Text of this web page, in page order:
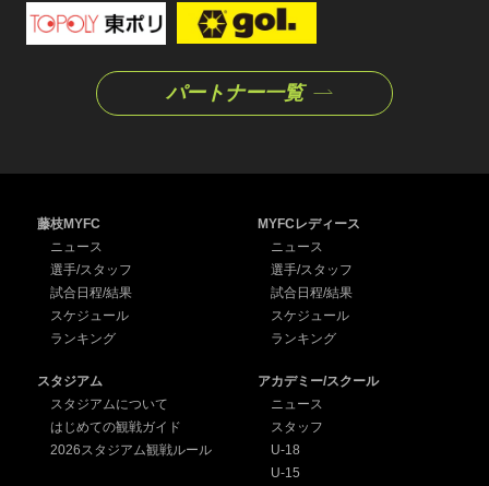
パートナー一覧
藤枝MYFC
ニュース
選手/スタッフ
試合日程/結果
スケジュール
ランキング
MYFCレディース
ニュース
選手/スタッフ
試合日程/結果
スケジュール
ランキング
スタジアム
スタジアムについて
はじめての観戦ガイド
2026スタジアム観戦ルール
アカデミー/スクール
ニュース
スタッフ
U-18
U-15